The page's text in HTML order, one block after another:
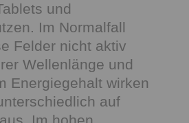
und
Im Normalfall
Felder nicht aktiv
Wellenlänge und
Energiegehalt wirken
auf